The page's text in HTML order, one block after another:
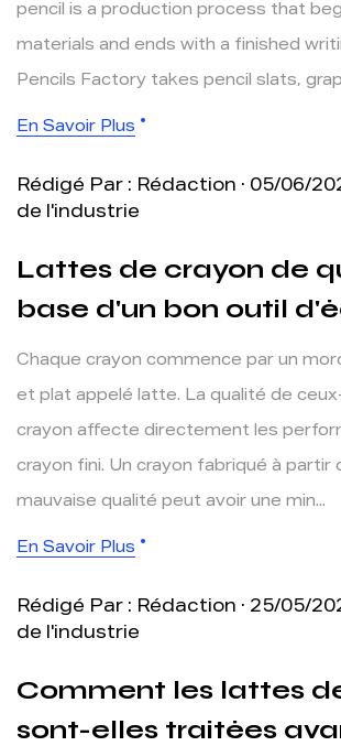
pencil is a production process that
materials and ends with a finished
Pencils Factory takes pencil slats,
En Savoir Plus
Rédigé Par : Rédaction · 05/06/
de l'industrie
Lattes de crayon de
base d'un bon outil
Chaque crayon commence par un
et plat appelé latte. La qualité de
crayon affecte directement les
crayon fini. Un crayon fabriqué à partir
mauvaise qualité peut avoir une min...
En Savoir Plus
Rédigé Par : Rédaction · 25/05/
de l'industrie
Comment les lattes
sont-elles traitées